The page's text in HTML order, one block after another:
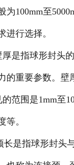
为100mm至
进行选择。
是指球形封头的
的重要参数。壁
的范围是1mm至
等。
是指球形封头